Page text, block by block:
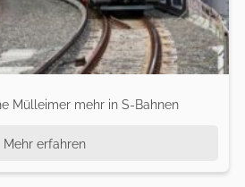
Mülleimer mehr in S-Bahnen
Mehr erfahren